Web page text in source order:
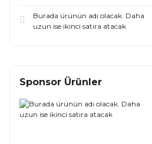
Burada ürünün adı olacak. Daha
uzun ise ikinci satıra atacak
Sponsor Ürünler